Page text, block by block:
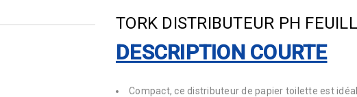
TORK DISTRIBUTEUR PH
DESCRIPTION COURTE
Compact, ce distributeur de papier toilette est